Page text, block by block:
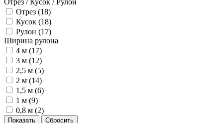
Отрез / Кусок / Рулон
Отрез (18)
Кусок (18)
Рулон (17)
Ширина рулона
4 м (17)
3 м (12)
2,5 м (5)
2 м (14)
1,5 м (6)
1 м (9)
0,8 м (2)